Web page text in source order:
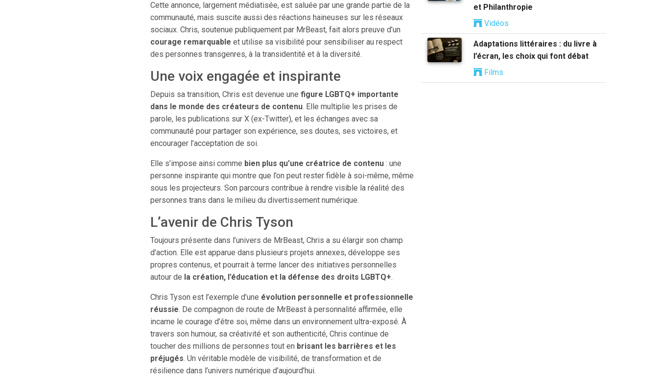
Cette annonce, largement médiatisée, est saluée par une grande partie de la
communauté, mais suscite aussi des réactions haineuses sur les réseaux
sociaux. Chris, soutenue publiquement par MrBeast, fait alors preuve d’un
courage remarquable et utilise sa visibilité pour sensibiliser au respect
des personnes transgenres, à la transidentité et à la diversité.
Une voix engagée et inspirante
Depuis sa transition, Chris est devenue une figure LGBTQ+ importante
dans le monde des créateurs de contenu. Elle multiplie les prises de
parole, les publications sur X (ex-Twitter), et les échanges avec sa
communauté pour partager son expérience, ses doutes, ses victoires, et
encourager l’acceptation de soi.
Elle s’impose ainsi comme bien plus qu’une créatrice de contenu: une
personne inspirante qui montre que l’on peut rester fidèle à soi-même, même
sous les projecteurs. Son parcours contribue à rendre visible la réalité des
personnes trans dans le milieu du divertissement numérique.
L’avenir de Chris Tyson
Toujours présente dans l’univers de MrBeast, Chris a su élargir son champ
d’action. Elle est apparue dans plusieurs projets annexes, développe ses
propres contenus, et pourrait à terme lancer des initiatives personnelles
autour de la création, l’éducation et la défense des droits LGBTQ+.
Chris Tyson est l’exemple d’une évolution personnelle et professionnelle
réussie. De compagnon de route de MrBeast à personnalité affirmée, elle
incarne le courage d’être soi, même dans un environnement ultra-exposé. À
travers son humour, sa créativité et son authenticité, Chris continue de
toucher des millions de personnes tout en brisant les barrières et les
préjugés. Un véritable modèle de visibilité, de transformation et de
résilience dans l’univers numérique d’aujourd’hui.
et Philanthropie
Vidéos
Adaptations littéraires : du livre à
l’écran, les choix qui font débat
Films